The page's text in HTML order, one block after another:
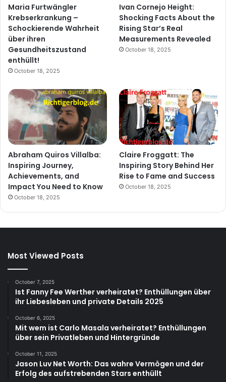
Maria Furtwängler
Krebserkrankung –
Schockierende Wahrheit
über ihren
Gesundheitszustand
enthüllt!
October 18, 2025
Ivan Cornejo Height:
Shocking Facts About the
Rising Star’s Real
Measurements Revealed
October 18, 2025
Abraham Quiros Villalba:
Inspiring Journey,
Achievements, and
Impact You Need to Know
October 18, 2025
Claire Froggatt: The
Inspiring Story Behind Her
Rise to Fame and Success
October 18, 2025
Most Viewed Posts
October 7, 2025
Ist Fanny Fee Werther verheiratet? Enthüllungen über
ihr Liebesleben und private Details 2025
October 6, 2025
Mit wem ist Carlo Masala verheiratet? Enthüllungen
über sein Privatleben und Hintergründe
October 11, 2025
Jason Luv Net Worth: Das wahre Vermögen und der
Erfolg des aufstrebenden Stars enthüllt